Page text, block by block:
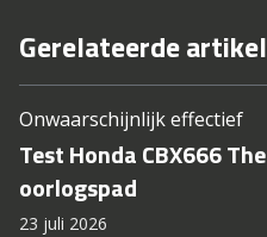
Gerelateerde
Onwaarschijnlijk effectief
Test Honda CBX666
oorlogspad
23 juli 2026